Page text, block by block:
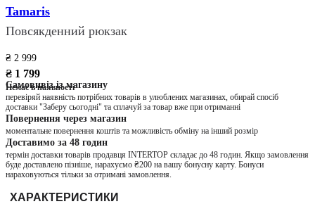
Tamaris
Повсякденний рюкзак
₴ 2 999
₴ 1 799
Немає в наявності
Самовивіз із магазину
перевіряй наявність потрібних товарів в улюблених магазинах, обирай спосіб
доставки "Заберу сьогодні" та сплачуй за товар вже при отриманні
Повернення через магазин
моментальне повернення коштів та можливість обміну на інший розмір
Доставимо за 48 годин
термін доставки товарів продавця INTERTOP складає до 48 годин. Якщо замовлення
буде доставлено пізніше, нарахуємо ₴200 на вашу бонусну карту. Бонуси
нараховуються тільки за отримані замовлення.
ХАРАКТЕРИСТИКИ